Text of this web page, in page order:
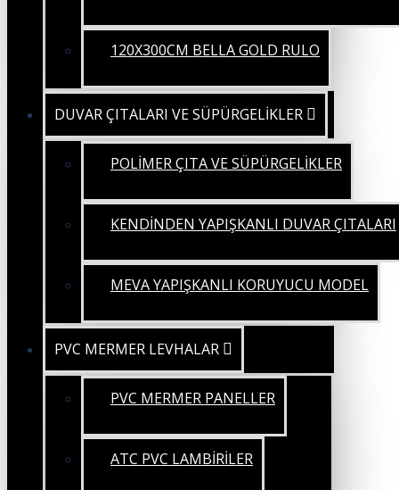
120X300CM BELLA GOLD RULO
DUVAR ÇITALARI VE SÜPÜRGELİKLER
POLİMER ÇITA VE SÜPÜRGELİKLER
KENDİNDEN YAPIŞKANLI DUVAR ÇITALARI
MEVA YAPIŞKANLI KORUYUCU MODEL
PVC MERMER LEVHALAR
PVC MERMER PANELLER
ATC PVC LAMBİRİLER